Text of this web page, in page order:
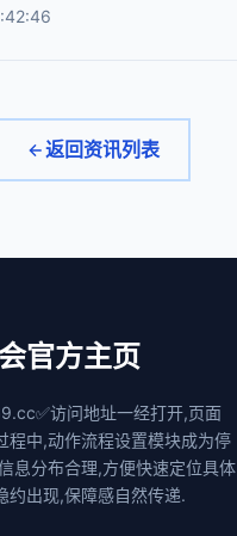
返回资讯列表
官方主页
访问地址一经打开,页面
程中,动作流程设置模块成为停
息分布合理,方便快速定位具体
约出现,保障感自然传递.